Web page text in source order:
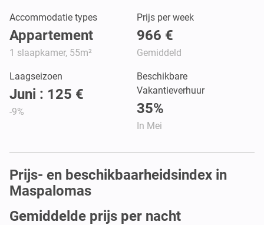
Accommodatie types
Appartement
1 slaapkamer, 55m²
Prijs per week
966 €
Gemiddeld
Laagseizoen
Juni : 125 €
-9%
Beschikbare
Vakantieverhuur
35%
In Mei
Prijs- en beschikbaarheidsindex in
Maspalomas
Gemiddelde prijs per nacht